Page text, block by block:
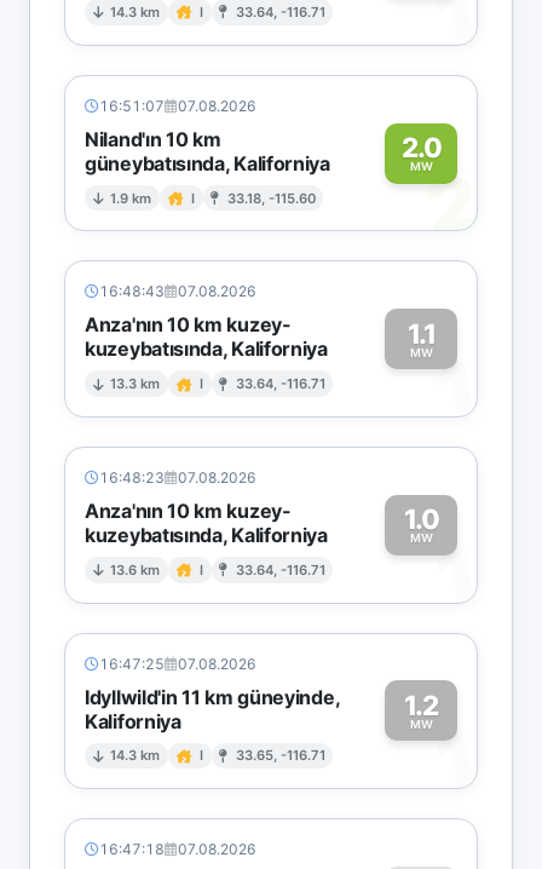
14.3 km I 33.64, -116.71
16:51:07 07.08.2026
Niland'ın 10 km
güneybatısında, Kaliforniya
1.9 km I 33.18, -115.60
2.0
MW2
16:48:43 07.08.2026
Anza'nın 10 km kuzey-
kuzeybatısında, Kaliforniya
13.3 km I 33.64, -116.71
1.1
MW1
16:48:23 07.08.2026
Anza'nın 10 km kuzey-
kuzeybatısında, Kaliforniya
13.6 km I 33.64, -116.71
1.0
MW1
16:47:25 07.08.2026
Idyllwild'in 11 km güneyinde,
Kaliforniya
14.3 km I 33.65, -116.71
1.2
MW1
16:47:18 07.08.2026